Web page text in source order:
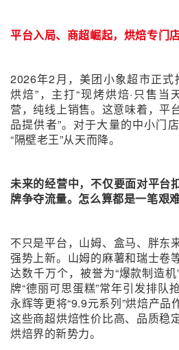
平台入局、商超崛起，烘焙专门
2026年2月，美团小象超市正式
烘焙”，主打“现烤烘焙·只售当
营，纯线上销售。这意味着，平
品提供者”。对于大量的中小门
“隔壁老王”从天而降。
未来的经营中，不仅要面对平台
牌争夺流量。怎么算都是一笔艰
不只是平台，山姆、盒马、胖东
强势上新。山姆的麻薯和瑞士卷
达数千万个，被誉为“爆款制造
牌“德丽可思蛋糕”常年引发排队
永辉等更将“9.9元系列”烘焙产品
这些商超烘焙性价比高、品质稳
烘焙界的新势力。